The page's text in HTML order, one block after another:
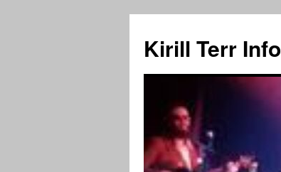
Kirill Terr Info